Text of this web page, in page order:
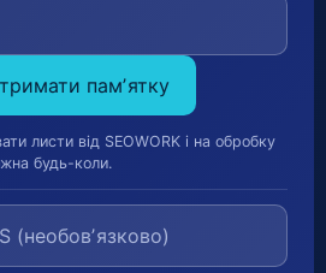
памʼятку
листи від SEOWORK і на обробку
будь-коли.